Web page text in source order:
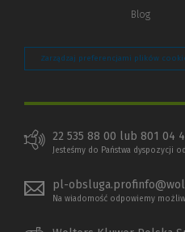
Blog
Zarządzaj preferencjami plików
22 535 88 00 lub 801 04
Jesteśmy do Państwa dyspozycji
pl-
Na wiadomość odpowiemy